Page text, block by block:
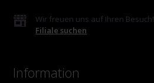
Wir freuen uns auf Ihren Besuch!
Filiale suchen
Information